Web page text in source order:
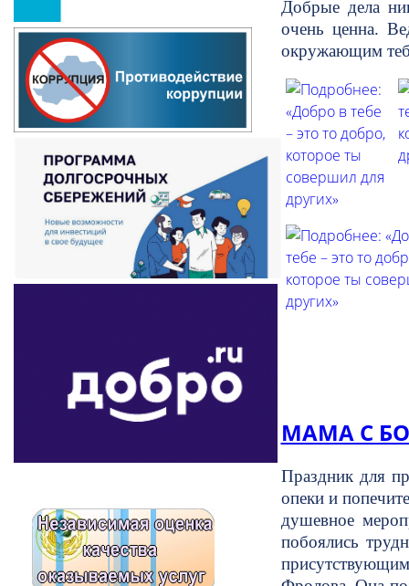
Добрые дела
очень ценна.
окружающим
МАМА С
Праздник для
опеки и
душевное
побоялись